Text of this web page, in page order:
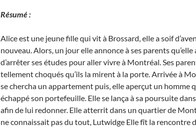
Résumé :
Alice est une jeune fille qui vit à Brossard, elle a soif
nouveau. Alors, un jour elle annonce à ses parents qu’elle
d’arrêter ses études pour aller vivre à Montréal. Ses
tellement choqués qu’ils la mirent à la porte. Arrivée à
se chercha un appartement puis, elle aperçut un homme
échappé son portefeuille. Elle se lança à sa poursuite
afin de lui redonner. Elle atterrit dans un quartier de
ne connaissait pas du tout, Lutwidge Elle fît la rencontre